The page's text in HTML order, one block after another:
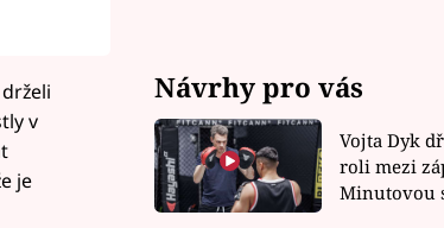
v
je
Návrhy pro vás
Vojta Dyk
roli mezi
Minutovou